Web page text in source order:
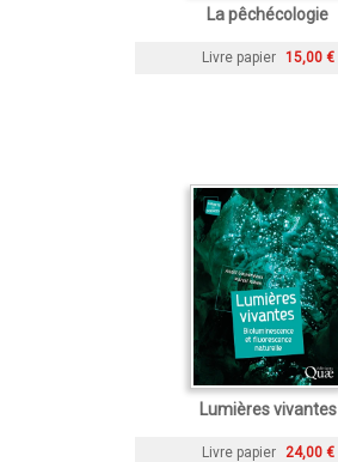
La pêchécologie
Livre papier 15,00 €
Lumières vivantes
Livre papier 24,00 €